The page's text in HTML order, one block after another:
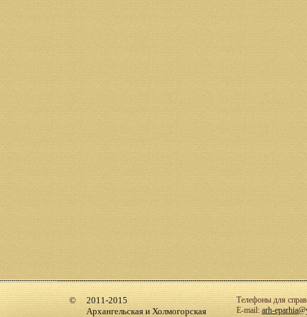
2011-2015
Архангельская и Холмогорская
Телефоны для
E-mail: arh-